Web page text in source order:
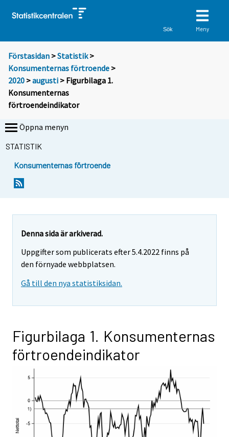
Sök Meny
Förstasidan >Statistik >
Konsumenternas förtroende >
2020 >augusti > Figurbilaga 1.
Konsumenternas
förtroendeindikator
Öppna menyn
STATISTIK
Konsumenternas förtroende
Denna sida är arkiverad.
Uppgifter som publicerats efter 5.4.2022 finns på
den förnyade webbplatsen.
Gå till den nya statistiksidan.
Figurbilaga 1. Konsumenternas
förtroendeindikator